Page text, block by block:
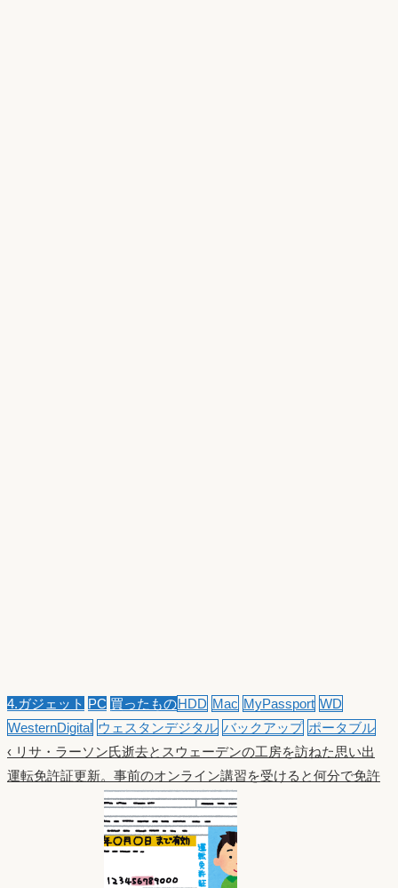
4.ガジェット PC 買ったものHDD Mac MyPassport WD
WesternDigital ウェスタンデジタル バックアップ ポータブル
‹ リサ・ラーソン氏逝去とスウェーデンの工房を訪ねた思い出
運転免許証更新。事前のオンライン講習を受けると何分で免許